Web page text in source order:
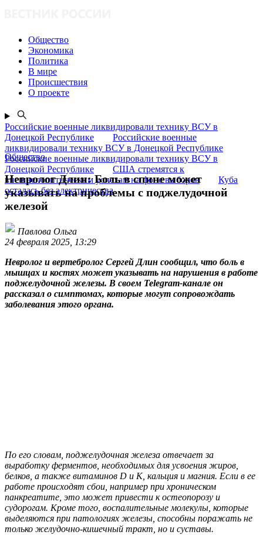
Общество
Экономика
Политика
В мире
Происшествия
О проекте
Российские военные ликвидировали технику ВСУ в
Донецкой Республике
Российские военные
ликвидировали технику ВСУ в Донецкой Республике
Российские военные ликвидировали технику ВСУ в
Донецкой Республике
США стремятся к
внешнеполитическим успехам на фоне выборов
Куба
осталась без электричества
Общество
Невролог Длин: Боль в спине может
указывать на проблемы с поджелудочной
железой
Павлова Ольга
24 февраля 2025, 13:29
Невролог и вертебролог Сергей Длин сообщил, что боль в
мышцах и костях может указывать на нарушения в работе
поджелудочной железы. В своем Telegram-канале он
рассказал о симптомах, которые могут сопровождать
заболевания этого органа.
По его словам, поджелудочная железа отвечает за
выработку ферментов, необходимых для усвоения жиров,
белков, а также витаминов D и K, кальция и магния. Если в ее
работе происходят сбои, например при хроническом
панкреатите, это может привести к остеопорозу и
судорогам. Кроме того, воспалительные молекулы, которые
выделяются при патологиях железы, способны поражать не
только желудочно-кишечный тракт, но и суставы.